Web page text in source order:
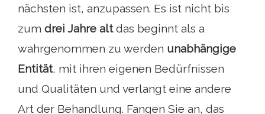
nächsten ist, anzupassen. Es ist nicht bis
zum drei Jahre altdas beginnt als a
wahrgenommen zu werden unabhängige
Entität, mit ihren eigenen Bedürfnissen
und Qualitäten und verlangt eine andere
Art der Behandlung. Fangen Sie an, das